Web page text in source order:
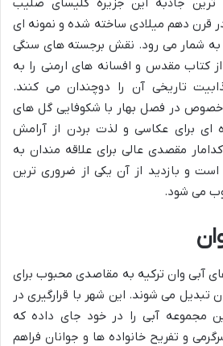
جاذبه این جزیره کلیسای صلیب
قرن دهم میلادی ساخته شده و نمونه ای
به شمار می رود. نقش برجسته های سنگی
کتاب مقدس و افسانه های ارمنی را به
تاریخی آن را دوچندان می کنند.
در فصل بهار با شکوفایی گل های
ای برای عکاسی و لذت بردن از آرامش
مقصدی عالی برای علاقه مندان به
و بازدید از آن یکی از ضروری ترین
می شود.
آبی وان ترکیه به مقاصدی محبوب برای
تبدیل می شوند. این شهر با قرارگیری در
مجموعه آبی را در خود جای داده که
و تفریح خانواده ها و جوانان فراهم